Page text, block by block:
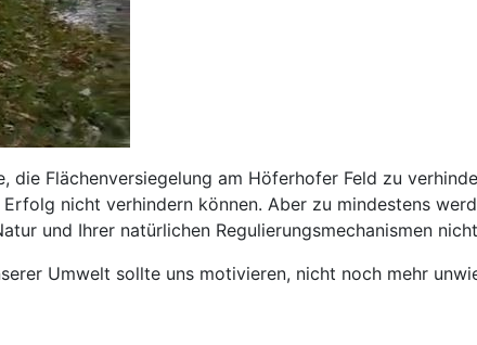
die Flächenversiegelung am Höferhofer Feld zu
nicht verhindern können. Aber zu mindestens
und Ihrer natürlichen Regulierungsmechanismen
Umwelt sollte uns motivieren, nicht noch mehr